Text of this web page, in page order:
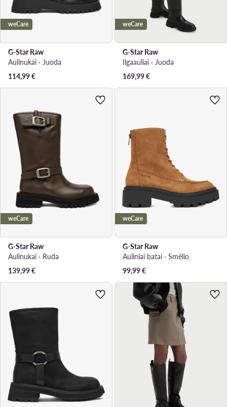
weCare
G-Star Raw
Aulinukai · Juoda
114,99€
weCare
G-Star Raw
Ilgaauliai · Juoda
169,99€
weCare
G-Star Raw
Aulinukai · Ruda
139,99€
weCare
G-Star Raw
Auliniai batai · Smėlio
99,99€